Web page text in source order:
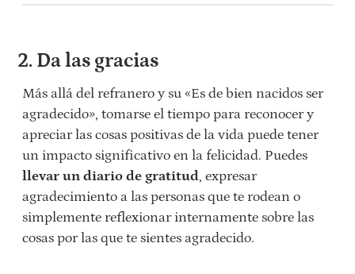
2. Da las gracias
Más allá del refranero y su «Es de bien nacidos ser
agradecido», tomarse el tiempo para reconocer y
apreciar las cosas positivas de la vida puede tener
un impacto significativo en la felicidad. Puedes
llevar un diario de gratitud, expresar
agradecimiento a las personas que te rodean o
simplemente reflexionar internamente sobre las
cosas por las que te sientes agradecido.